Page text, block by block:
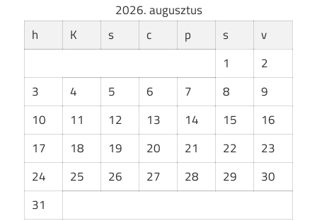
2026. augusztus
h
K s c p s
v
1
2
3
4 5 6 7 8
9
10
11 12 13 14 15
16
17
18 19 20 21 22
23
24
25 26 27 28 29
30
31